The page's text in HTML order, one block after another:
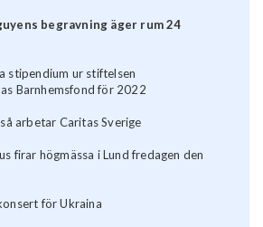
begravning äger rum 24
stipendium ur stiftelsen
Barnhemsfond för 2022
arbetar Caritas Sverige
firar högmässa i Lund fredagen den
för Ukraina